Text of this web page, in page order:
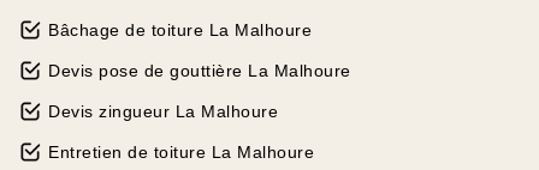
Bâchage de toiture La Malhoure
Devis pose de gouttière La Malhoure
Devis zingueur La Malhoure
Entretien de toiture La Malhoure